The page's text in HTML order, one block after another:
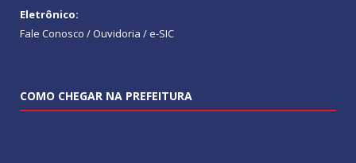
Eletrônico:
Fale Conosco / Ouvidoria / e-SIC
COMO CHEGAR NA PREFEITURA